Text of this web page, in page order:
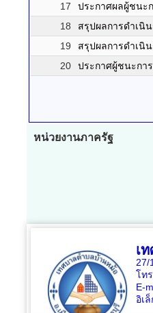
17
ประกาศผลผู้ชนะ
18
สรุปผลการดำเนิ
19
สรุปผลการดำเนิ
20
ประกาศผู้ชนะกา
หน่วยงานภาครัฐ
เ
27/
โท
E-
อิเ